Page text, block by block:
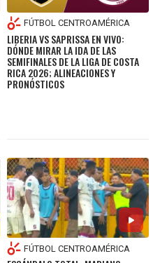
FÚTBOL CENTROAMÉRICA
LIBERIA VS SAPRISSA EN VIVO:
DÓNDE MIRAR LA IDA DE LAS
SEMIFINALES DE LA LIGA DE COSTA
RICA 2026; ALINEACIONES Y
PRONÓSTICOS
FÚTBOL CENTROAMÉRICA